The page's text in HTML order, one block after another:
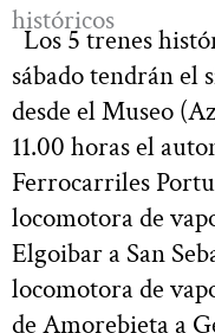
históricos
Los 5 trenes
sábado tendrán el
desde el Museo
11.00 horas el
Ferrocarriles
locomotora de
Elgoibar a San
locomotora de
de Amorebieta a